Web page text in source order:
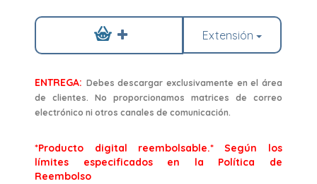
Extensión
ENTREGA: Debes descargar exclusivamente en el área
de clientes. No proporcionamos matrices de correo
electrónico ni otros canales de comunicación.
*Producto digital reembolsable.* Según los
límites especificados en la Política de
Reembolso